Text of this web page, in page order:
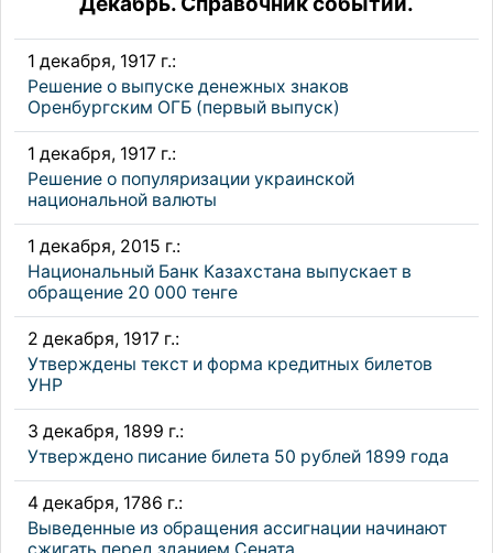
1 декабря, 1917 г.:
Решение о выпуске денежных знаков
Оренбургским ОГБ (первый выпуск)
1 декабря, 1917 г.:
Решение о популяризации украинской
национальной валюты
1 декабря, 2015 г.:
Национальный Банк Казахстана выпускает в
обращение 20 000 тенге
2 декабря, 1917 г.:
Утверждены текст и форма кредитных билетов
УНР
3 декабря, 1899 г.:
Утверждено писание билета 50 рублей 1899 года
4 декабря, 1786 г.:
Выведенные из обращения ассигнации начинают